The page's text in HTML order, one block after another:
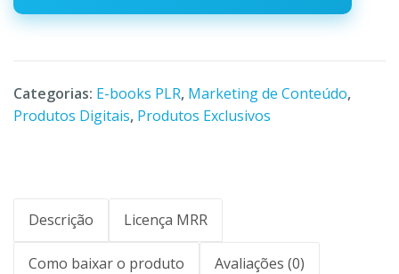
Categorias: E-books PLR, Marketing de Conteúdo,
Produtos Digitais, Produtos Exclusivos
Descrição Licença MRR
Como baixar o produto Avaliações (0)